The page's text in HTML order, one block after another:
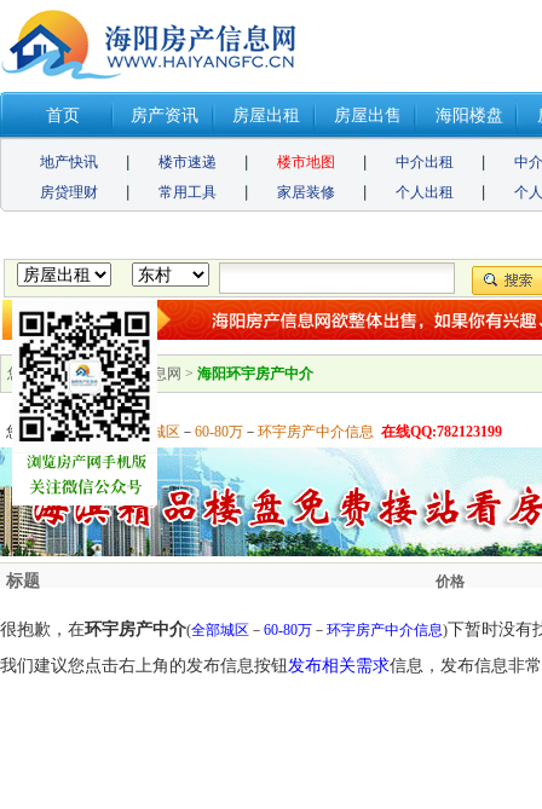
首页 房产资讯 房屋出租 房屋出售 海阳楼盘
地产快讯 楼市速递 楼市地图 中介出租
中
房贷理财
常用工具 家居装修 个人出租 个
您的位置：海阳房产信息网 > 海阳环宇房产中介
您当前正在浏览：全部城区 － 60-80万 － 环宇房产中介信息 在线QQ:782123199
标题 价格
很抱歉，在环宇房产中介(全部城区 － 60-80万 － 环宇房产中介信息)下暂时没有
我们建议您点击右上角的发布信息按钮发布相关需求信息，发布信息非